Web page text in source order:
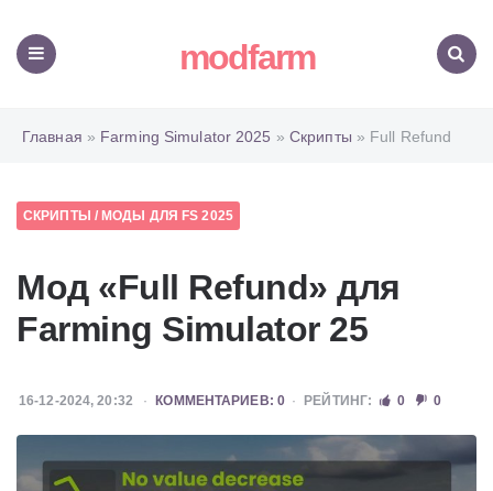
modfarm
Главная » Farming Simulator 2025 » Скрипты » Full Refund
СКРИПТЫ / МОДЫ ДЛЯ FS 2025
Мод «Full Refund» для
Farming Simulator 25
16-12-2024, 20:32 КОММЕНТАРИЕВ: 0 РЕЙТИНГ: 0 0